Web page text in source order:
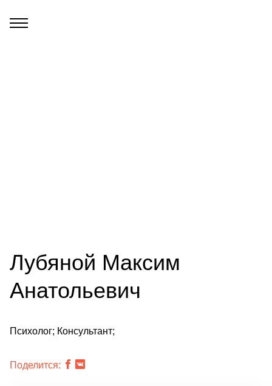
Лубяной Максим
Анатольевич
Психолог; Консультант;
Поделится: